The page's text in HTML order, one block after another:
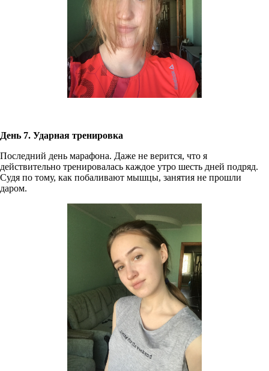
День 7. Ударная тренировка
Последний день марафона. Даже не верится, что я
действительно тренировалась каждое утро шесть дней подряд.
Судя по тому, как побаливают мышцы, занятия не прошли
даром.